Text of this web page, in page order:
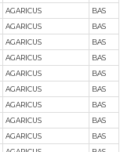
AGARICUS
BAS
AGARICUS
BAS
AGARICUS
BAS
AGARICUS
BAS
AGARICUS
BAS
AGARICUS
BAS
AGARICUS
BAS
AGARICUS
BAS
AGARICUS
BAS